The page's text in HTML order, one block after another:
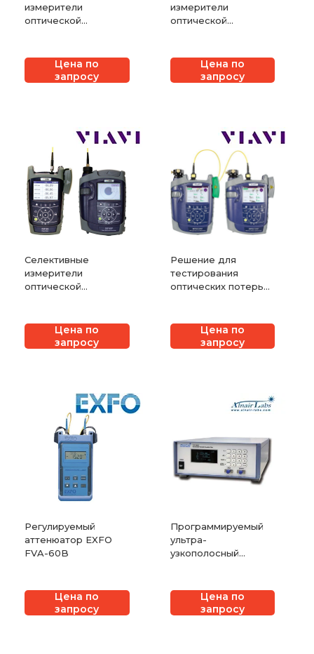
измерители
оптической
и OLP-37XЦена по
запросу
измерители
оптической
OLP-88 и OLP-88P
Цена по
запросу
Селективные
измерители
оптической
OLP-85 и OLP-85P
Цена по
запросу
Решение для
тестирования
оптических потерь
MPOLxЦена по
запросу
Регулируемый
аттенюатор EXFO
FVA-60B
Цена по
запросу
Программируемый
ультра-
узкополосный
Цена по
запросу